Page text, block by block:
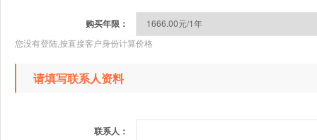
购买年限：
您没有登陆,按直接客户身份计算价格
请填写联系人资料
联系人：